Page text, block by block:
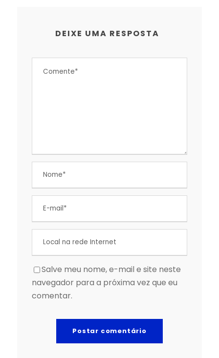
DEIXE UMA RESPOSTA
Salve meu nome, e-mail e site neste
navegador para a próxima vez que eu
comentar.